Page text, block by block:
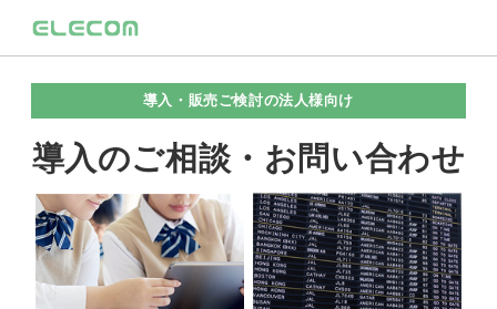
導入・販売ご検討の法人様向け
導入のご相談・お問い合わせ